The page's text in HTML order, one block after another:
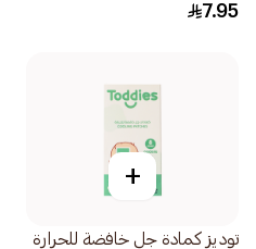
7.95
+
توديز كمادة جل خافضة للحرارة